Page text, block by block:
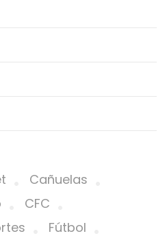
Cañuelas
CFC
Fútbol